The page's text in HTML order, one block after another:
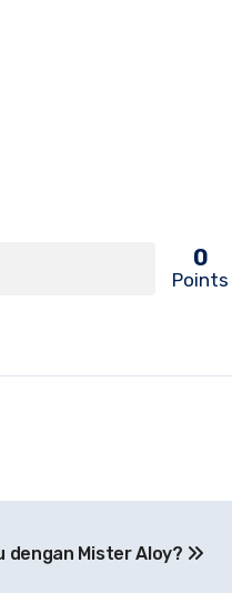
0
Points
dengan Mister Aloy?